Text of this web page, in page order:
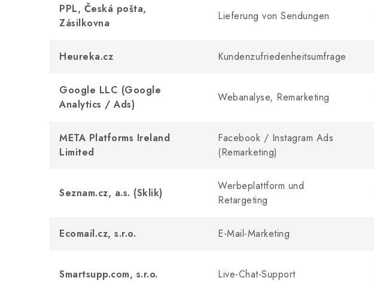
PPL, Česká pošta,
Zásilkovna
Lieferung von Sendungen
Heureka.cz Kundenzufriedenheitsumfrage
Google LLC (Google
Analytics / Ads)
Webanalyse, Remarketing
META Platforms Ireland
Limited
Facebook / Instagram Ads
(Remarketing)
Seznam.cz, a.s. (Sklik)
Werbeplattform und
Retargeting
Ecomail.cz, s.r.o. E-Mail-Marketing
Smartsupp.com, s.r.o. Live-Chat-Support